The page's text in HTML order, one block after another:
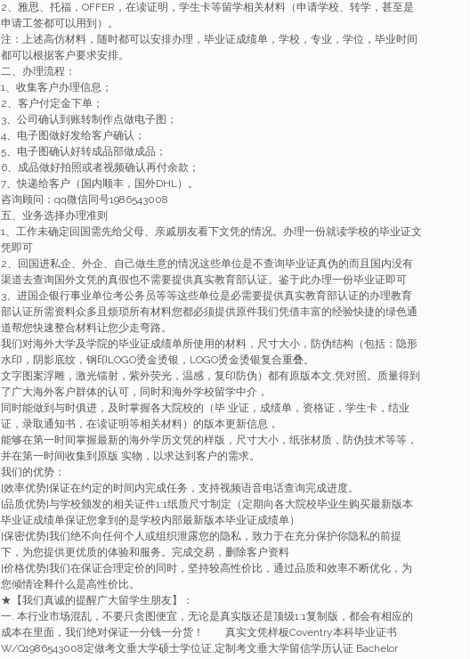
2、雅思、托福，OFFER，在读证明，学生卡等留学相关材料（申请学校、转学，甚至是
申请工签都可以用到）。
注：上述高仿材料，随时都可以安排办理，毕业证成绩单，学校，专业，学位，毕业时间
都可以根据客户要求安排。
二、办理流程：
1、收集客户办理信息；
2、客户付定金下单；
3、公司确认到账转制作点做电子图；
4、电子图做好发给客户确认；
5、电子图确认好转成品部做成品；
6、成品做好拍照或者视频确认再付余款；
7、快递给客户（国内顺丰，国外DHL）。
咨询顾问：qq微信同号1986543008
五、业务选择办理准则
1、工作未确定回国需先给父母、亲戚朋友看下文凭的情况。办理一份就读学校的毕业证文
凭即可
2、回国进私企、外企、自己做生意的情况这些单位是不查询毕业证真伪的而且国内没有
渠道去查询国外文凭的真假也不需要提供真实教育部认证。鉴于此办理一份毕业证即可
3、进国企银行事业单位考公务员等等这些单位是必需要提供真实教育部认证的办理教育
部认证所需资料众多且烦琐所有材料您都必须提供原件我们凭借丰富的经验快捷的绿色通
道帮您快速整合材料让您少走弯路。
我们对海外大学及学院的毕业证成绩单所使用的材料，尺寸大小，防伪结构（包括：隐形
水印，阴影底纹，钢印LOGO烫金烫银，LOGO烫金烫银复合重叠。
文字图案浮雕，激光镭射，紫外荧光，温感，复印防伪）都有原版本文,凭对照。质量得到
了广大海外客户群体的认可，同时和海外学校留学中介，
同时能做到与时俱进，及时掌握各大院校的（毕 业证，成绩单，资格证，学生卡，结业
证，录取通知书，在读证明等相关材料）的版本更新信息，
能够在第一时间掌握最新的海外学历文凭的样版，尺寸大小，纸张材质，防伪技术等等，
并在第一时间收集到原版 实物，以求达到客户的需求。
我们的优势：
[效率优势]保证在约定的时间内完成任务，支持视频语音电话查询完成进度。
[品质优势]与学校颁发的相关证件1:1纸质尺寸制定（定期向各大院校毕业生购买最新版本
毕业证成绩单保证您拿到的是学校内部最新版本毕业证成绩单）
[保密优势]我们绝不向任何个人或组织泄露您的隐私，致力于在充分保护你隐私的前提
下，为您提供更优质的体验和服务。完成交易，删除客户资料
[价格优势]我们在保证合理定价的同时，坚持较高性价比，通过品质和效率不断优化，为
您倾情诠释什么是高性价比。
★【我们真诚的提醒广大留学生朋友】：
一. 本行业市场混乱，不要只贪图便宜，无论是真实版还是顶级1:1复制版，都会有相应的
成本在里面，我们绝对保证一分钱一分货！ 真实文凭样板Coventry本科毕业证书
W/Q1986543008定做考文垂大学硕士学位证,定制考文垂大学留信学历认证 Bachelor